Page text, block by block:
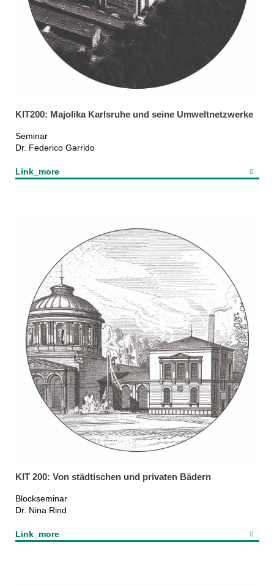
KIT200: Majolika Karlsruhe und seine Umweltnetzwerke
Seminar
Dr. Federico Garrido
Link_more
KIT 200: Von städtischen und privaten Bädern
Blockseminar
Dr. Nina Rind
Link_more